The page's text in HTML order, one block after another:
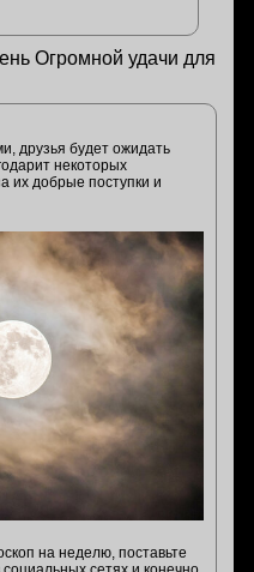
Огромной удачи для
друзья будет ожидать
некоторых
их добрые поступки и
на неделю, поставьте